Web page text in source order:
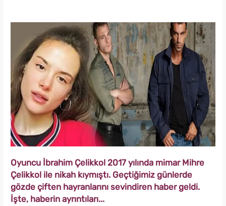
Oyuncu İbrahim Çelikkol 2017 yılında mimar Mihre
Çelikkol ile nikah kıymıştı. Geçtiğimiz günlerde
gözde çiften hayranlarını sevindiren haber geldi.
İşte, haberin ayrıntıları...